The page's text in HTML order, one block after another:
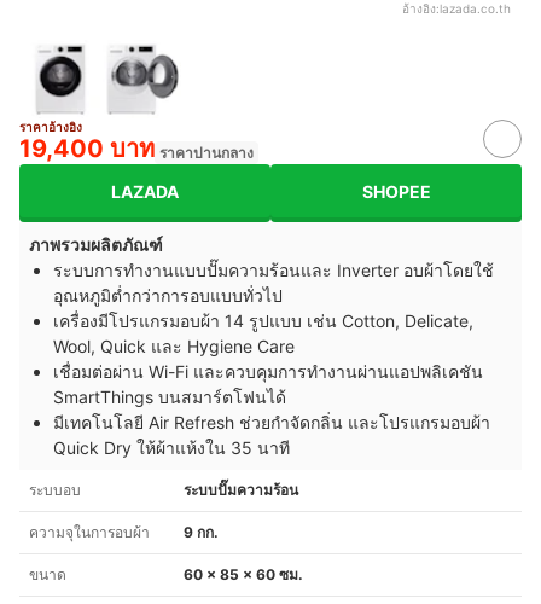
อ้างอิง:lazada.co.th
ราคาอ้างอิง
19,400 บาท ราคาปานกลาง
LAZADA SHOPEE
ภาพรวมผลิตภัณฑ์
ระบบการทำงานแบบปั๊มความร้อนและ Inverter อบผ้าโดยใช้
อุณหภูมิต่ำกว่าการอบแบบทั่วไป
เครื่องมีโปรแกรมอบผ้า 14 รูปแบบ เช่น Cotton, Delicate,
Wool, Quick และ Hygiene Care
เชื่อมต่อผ่าน Wi-Fi และควบคุมการทำงานผ่านแอปพลิเคชัน
SmartThings บนสมาร์ตโฟนได้
มีเทคโนโลยี Air Refresh ช่วยกำจัดกลิ่น และโปรแกรมอบผ้า
Quick Dry ให้ผ้าแห้งใน 35 นาที
ระบบอบ ระบบปั๊มความร้อน
ความจุในการอบผ้า 9 กก.
ขนาด 60 x 85 x 60 ซม.